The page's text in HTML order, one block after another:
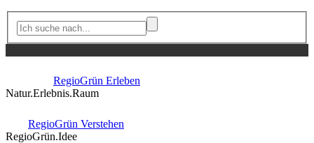
RegioGrün Erleben
Natur.Erlebnis.Raum
RegioGrün Verstehen
RegioGrün.Idee